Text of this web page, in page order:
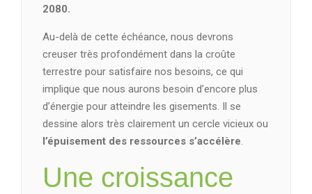
2080.
Au-delà de cette échéance, nous devrons
creuser très profondément dans la croûte
terrestre pour satisfaire nos besoins, ce qui
implique que nous aurons besoin d’encore plus
d’énergie pour atteindre les gisements. Il se
dessine alors très clairement un cercle vicieux ou
l’épuisement des ressources s’accélère.
Une croissance